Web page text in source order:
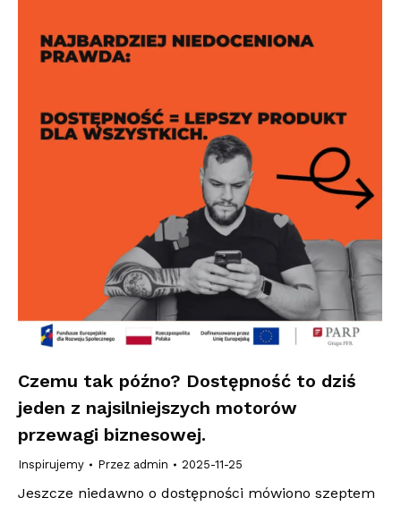
Czemu tak późno? Dostępność to dziś
jeden z najsilniejszych motorów
przewagi biznesowej.
Inspirujemy Przez admin 2025-11-25
Jeszcze niedawno o dostępności mówiono szeptem